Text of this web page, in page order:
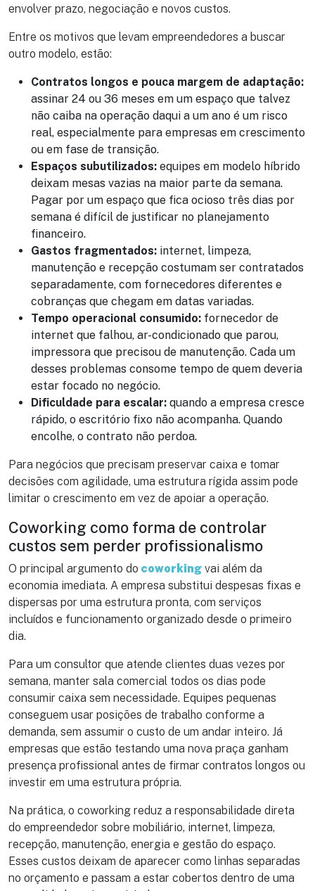
envolver prazo, negociação e novos custos.
Entre os motivos que levam empreendedores a buscar
outro modelo, estão:
Contratos longos e pouca margem de adaptação:
assinar 24 ou 36 meses em um espaço que talvez
não caiba na operação daqui a um ano é um risco
real, especialmente para empresas em crescimento
ou em fase de transição.
Espaços subutilizados: equipes em modelo híbrido
deixam mesas vazias na maior parte da semana.
Pagar por um espaço que fica ocioso três dias por
semana é difícil de justificar no planejamento
financeiro.
Gastos fragmentados: internet, limpeza,
manutenção e recepção costumam ser contratados
separadamente, com fornecedores diferentes e
cobranças que chegam em datas variadas.
Tempo operacional consumido: fornecedor de
internet que falhou, ar-condicionado que parou,
impressora que precisou de manutenção. Cada um
desses problemas consome tempo de quem deveria
estar focado no negócio.
Dificuldade para escalar: quando a empresa cresce
rápido, o escritório fixo não acompanha. Quando
encolhe, o contrato não perdoa.
Para negócios que precisam preservar caixa e tomar
decisões com agilidade, uma estrutura rígida assim pode
limitar o crescimento em vez de apoiar a operação.
Coworking como forma de controlar
custos sem perder profissionalismo
O principal argumento do coworking vai além da
economia imediata. A empresa substitui despesas fixas e
dispersas por uma estrutura pronta, com serviços
incluídos e funcionamento organizado desde o primeiro
dia.
Para um consultor que atende clientes duas vezes por
semana, manter sala comercial todos os dias pode
consumir caixa sem necessidade. Equipes pequenas
conseguem usar posições de trabalho conforme a
demanda, sem assumir o custo de um andar inteiro. Já
empresas que estão testando uma nova praça ganham
presença profissional antes de firmar contratos longos ou
investir em uma estrutura própria.
Na prática, o coworking reduz a responsabilidade direta
do empreendedor sobre mobiliário, internet, limpeza,
recepção, manutenção, energia e gestão do espaço.
Esses custos deixam de aparecer como linhas separadas
no orçamento e passam a estar cobertos dentro de uma